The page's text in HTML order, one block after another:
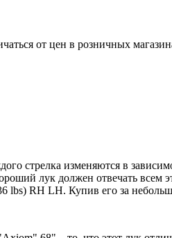
от цен в розничных
стрелка изменяются в
лук должен отвечать
RH LH. Купив его за